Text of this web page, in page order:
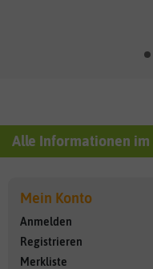
Alle Informationen
Mein Konto
Anmelden
Registrieren
Merkliste